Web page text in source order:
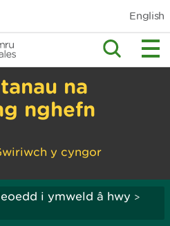
English
na
nghefn
y cyngor
i ymweld â hwy >